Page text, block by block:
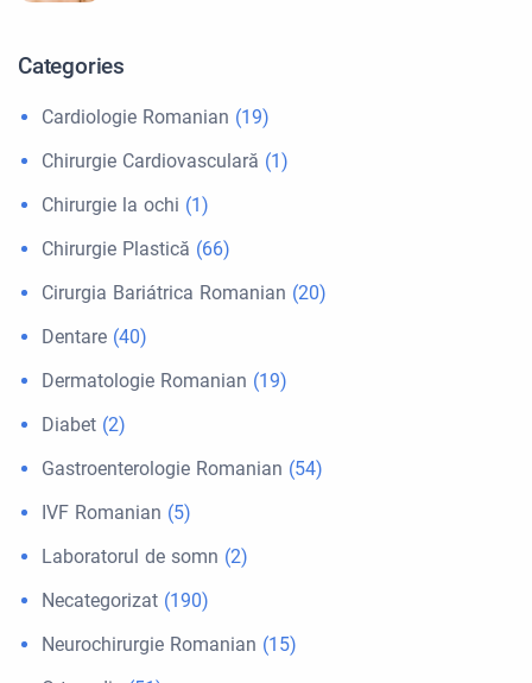
Categories
Cardiologie Romanian (19)
Chirurgie Cardiovasculară (1)
Chirurgie la ochi (1)
Chirurgie Plastică (66)
Cirurgia Bariátrica Romanian (20)
Dentare (40)
Dermatologie Romanian (19)
Diabet (2)
Gastroenterologie Romanian (54)
IVF Romanian (5)
Laboratorul de somn (2)
Necategorizat (190)
Neurochirurgie Romanian (15)